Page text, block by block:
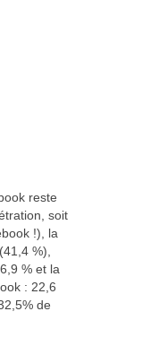
reste
soit
!), la
%),
% et la
: 22,6
de